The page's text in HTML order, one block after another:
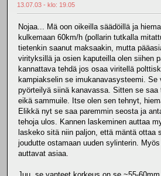
13.07.03 - klo: 19.05
Nojaa... Mä oon oikeilla säädöillä ja
kulkemaan 60km/h (pollarin tutkalla
tietenkin saanut maksaakin, mutta
virityksillä ja osien kaputeilla olen siihen
kannattava tehdä jos osaa viritellä
kampiakselin se imukanavasysteemi. Se
pyörteilyä siinä kanavassa. Sitten se saa
eikä sammuile. Itse olen sen tehnyt,
Elikkä nyt se saa paremmin seosta ja
tehoja ulos. Kannen laskeminen auttaa
laskeko sitä niin paljon, että mäntä ottaa
joudutte ostamaan uuden sylinterin.
auttavat asiaa.